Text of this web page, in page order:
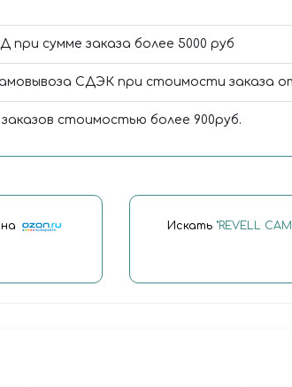
сумме заказа более 5000 руб
СДЭК при стоимости заказа от
стоимостью более 900руб.
на Искать "REVELL